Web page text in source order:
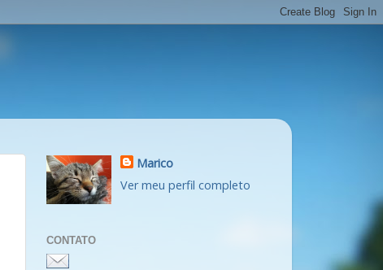
Marico
Ver meu perfil completo
CONTATO